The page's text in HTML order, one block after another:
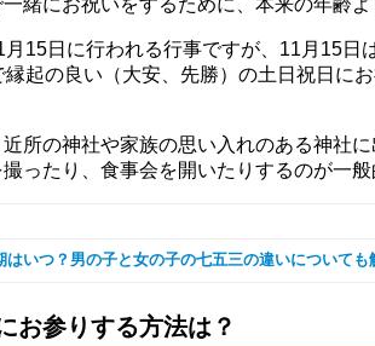
緒にお祝いをするために、本来の年齢よ
15日に行われる行事ですが、11月15日
起の良い（大安、先勝）の土日祝日に
所の神社や家族の思い入れのある神社
ったり、食事会を開いたりするのが一般
はいつ？男の子と女の子の七五三の違いについても
お参りする方法は？